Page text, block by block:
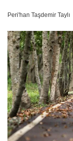
Peri'han Taşdemir Taylı